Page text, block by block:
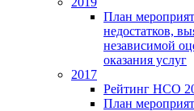
План
недостатков,
независимой
оказания услуг
2017
Рейтинг НСО
План